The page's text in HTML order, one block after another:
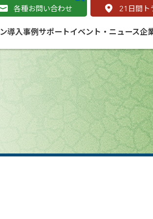
ビス
Cloud Service
のマネージドサービス
ング プラットフォーム
路
トモビリティ
導入事例 サポート
はじめよう
理情報システム）とは
解説
学ぼう ArcGIS
ルサイト
イベント・ニュース企
各種お問い合わせ 21 日間ト